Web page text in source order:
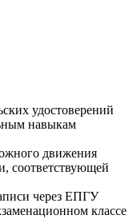
удостоверений
навыкам
движения
соответствующей
через ЕПГУ
классе